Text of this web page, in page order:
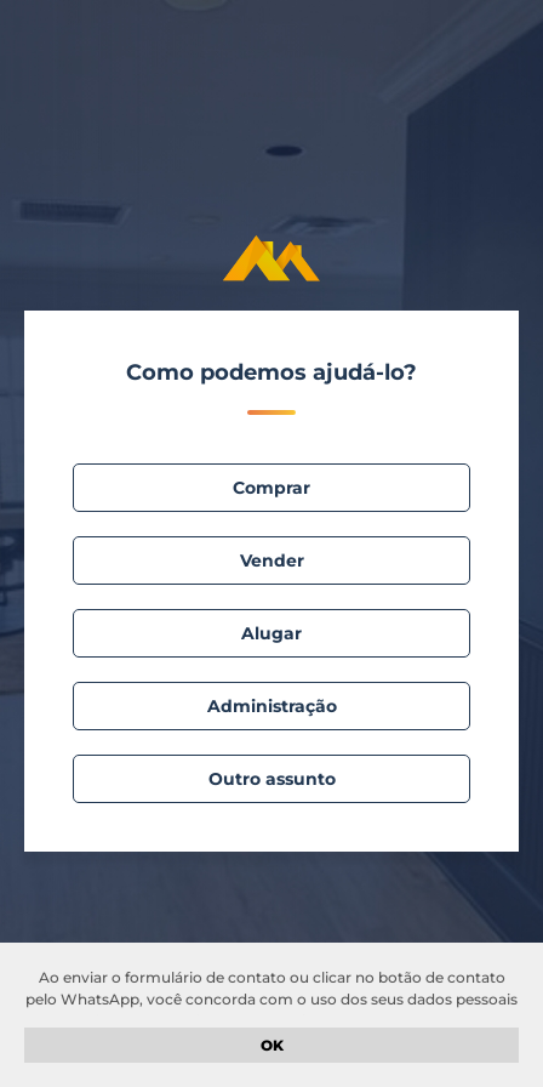
Como podemos ajudá-lo?
Comprar
Vender
Alugar
Administração
Outro assunto
Ao enviar o formulário de contato ou clicar no botão de contato
pelo WhatsApp, você concorda com o uso dos seus dados pessoais
tratados de acordo com a nossapolítica de privacidade
que suas informações serão mantidas em sigilo e não serão
OK